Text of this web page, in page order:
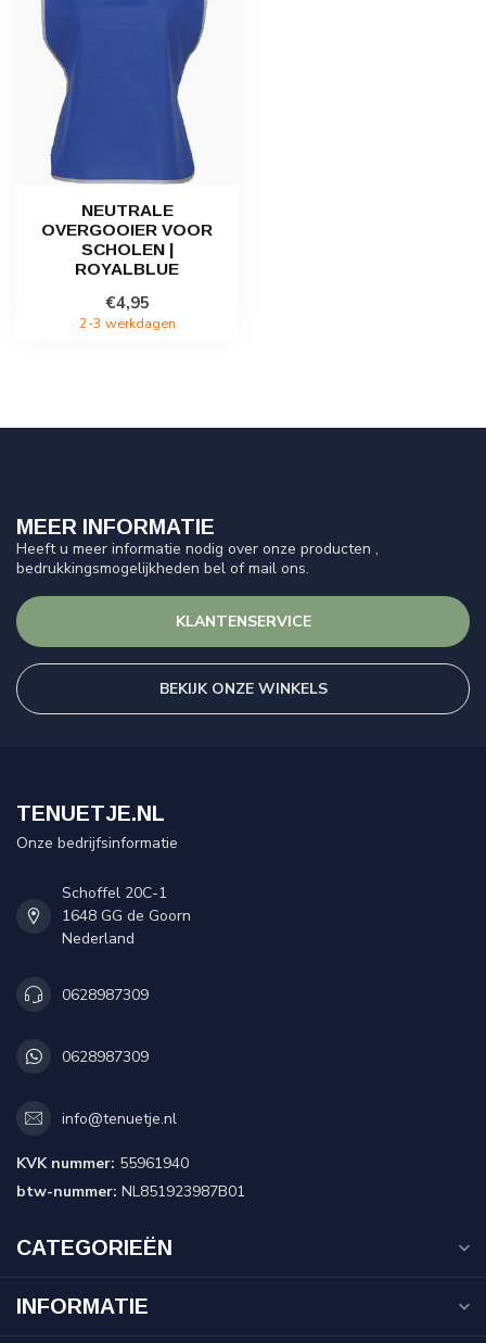
NEUTRALE
OVERGOOIER VOOR
SCHOLEN |
ROYALBLUE
€4,95
2-3 werkdagen
MEER INFORMATIE
Heeft u meer informatie nodig over onze producten ,
bedrukkingsmogelijkheden bel of mail ons.
KLANTENSERVICE
BEKIJK ONZE WINKELS
TENUETJE.NL
Onze bedrijfsinformatie
Schoffel 20C-1
1648 GG de Goorn
Nederland
0628987309
0628987309
info@tenuetje.nl
KVK nummer: 55961940
btw-nummer: NL851923987B01
CATEGORIEËN
INFORMATIE